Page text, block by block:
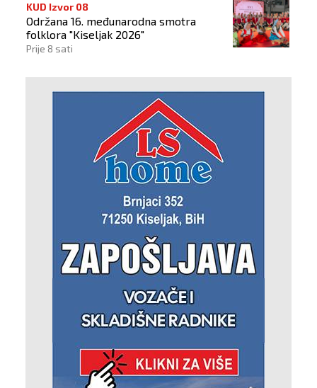
KUD Izvor 08
Održana 16. međunarodna smotra
folklora "Kiseljak 2026"
Prije 8 sati